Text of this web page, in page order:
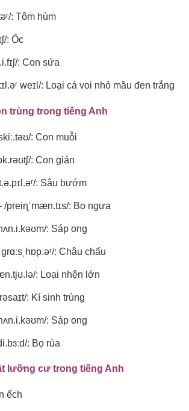
: Tôm hùm
: Ốc
: Con sứa
weɪl/: Loại cá voi nhỏ mầu đen trắng
trùng trong tiếng Anh
: Con muỗi
: Con gián
: Sâu bướm
/preiɳˈmæn.tɪs/: Bọ ngựa
: Sáp ong
: Châu chấu
: Loại nhện lớn
: Kí sinh trùng
: Sáp ong
: Bọ rùa
lưỡng cư trong tiếng Anh
ếch